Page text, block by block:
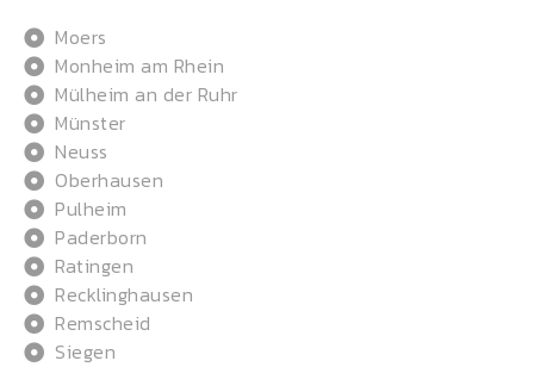
Moers
Monheim am Rhein
Mülheim an der Ruhr
Münster
Neuss
Oberhausen
Pulheim
Paderborn
Ratingen
Recklinghausen
Remscheid
Siegen